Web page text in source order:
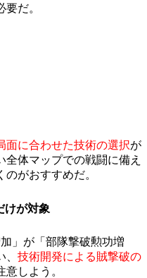
だ。
面に合わせた技術の選択が
体マップでの戦闘に備え
がおすすめだ。
けが対象
」が「部隊撃破勲功増
技術開発による賊撃破の
意しよう。